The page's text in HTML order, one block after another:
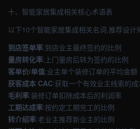
十、智能家居集成相关核心术语表
以下10个智能家居集成相关名词,推荐设计
到店签单率:到店业主最终签约的比例
量房转化率:上门量房后转为签约的比例
客单价/单值:业主单个装修订单的平均金额
获客成本 CAC:获取一个有效业主线索的成
毛利率:装修订单扣除成本后的利润率
工期达成率:按约定工期完工的比例
转介绍率:老业主推荐新业主的比例